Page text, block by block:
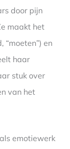
door pijn
maakt het
“moeten”) en
haar
stuk over
van het
emotiewerk